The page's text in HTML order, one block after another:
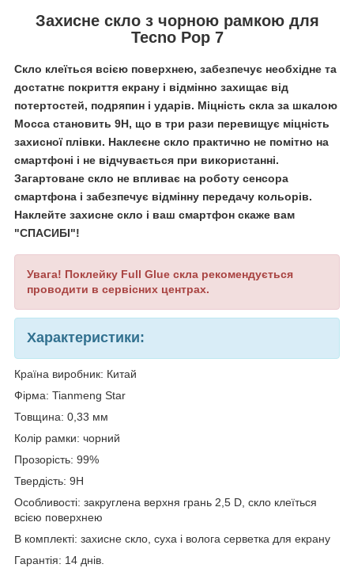
Захисне скло з чорною рамкою для
Tecno Pop 7
Скло клеїться всією поверхнею, забезпечує необхідне та
достатнє покриття екрану і відмінно захищає від
потертостей, подряпин і ударів. Міцність скла за шкалою
Мосса становить 9H, що в три рази перевищує міцність
захисної плівки. Наклеєне скло практично не помітно на
смартфоні і не відчувається при використанні.
Загартоване скло не впливає на роботу сенсора
смартфона і забезпечує відмінну передачу кольорів.
Наклейте захисне скло і ваш смартфон скаже вам
"СПАСИБІ"!
Увага! Поклейку Full Glue скла рекомендується
проводити в сервісних центрах.
Характеристики:
Країна виробник: Китай
Фірма: Tianmeng Star
Товщина: 0,33 мм
Колір рамки: чорний
Прозорість: 99%
Твердість: 9H
Особливості: закруглена верхня грань 2,5 D, скло клеїться
всією поверхнею
В комплекті: захисне скло, суха і волога серветка для екрану
Гарантія: 14 днів.